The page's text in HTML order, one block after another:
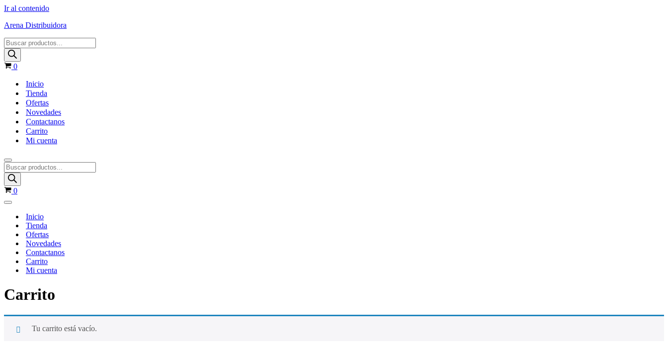
Ir al contenido
Arena Distribuidora
0
Inicio
Tienda
Ofertas
Novedades
Contactanos
Carrito
Mi cuenta
0
Inicio
Tienda
Ofertas
Novedades
Contactanos
Carrito
Mi cuenta
Carrito
Tu carrito está vacío.